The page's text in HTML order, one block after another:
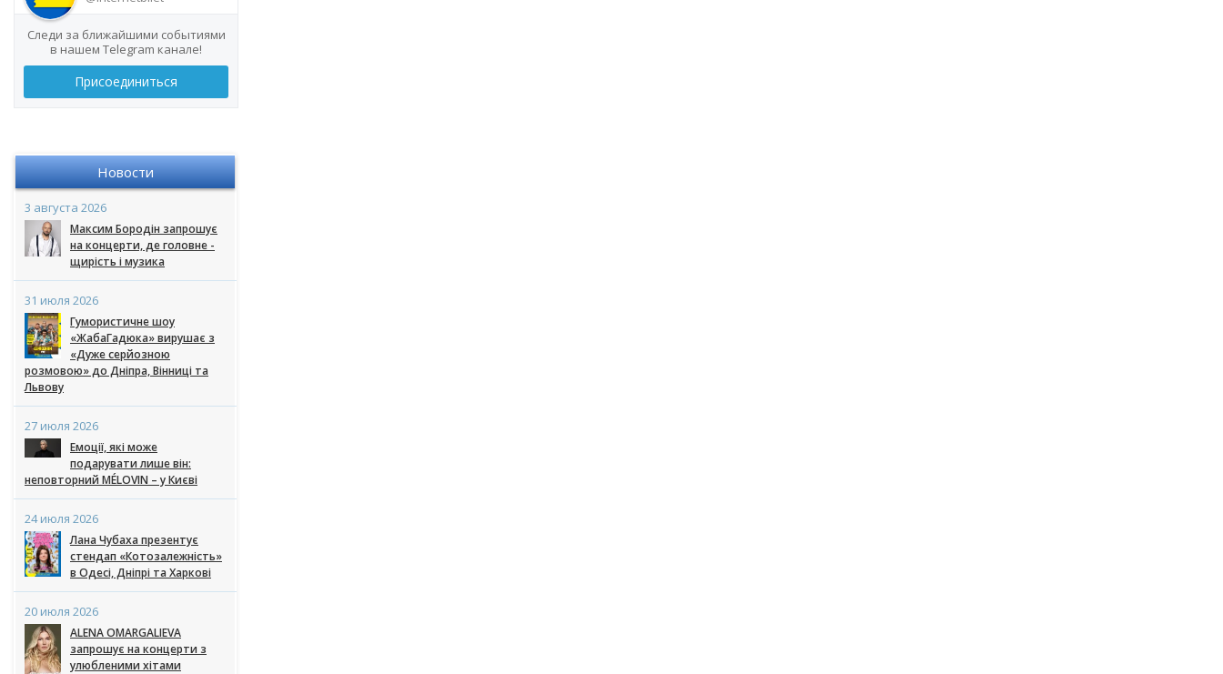
Следи за ближайшими событиями
в нашем Telegram канале!
Присоединиться
Новости
3 августа 2026
Максим Бородін запрошує
на концерти, де головне -
щирість і музика
31 июля 2026
Гумористичне шоу
«ЖабаГадюка» вирушає з
«Дуже серйозною
розмовою» до Дніпра, Вінниці та
Львову
27 июля 2026
Емоції, які може
подарувати лише він:
неповторний MÉLOVIN – у Києві
24 июля 2026
Лана Чубаха презентує
стендап «Котозалежність»
в Одесі, Дніпрі та Харкові
20 июля 2026
ALENA OMARGALIEVA
запрошує на концерти з
улюбленими хітами